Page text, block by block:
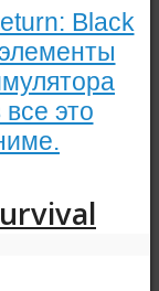
Black
это